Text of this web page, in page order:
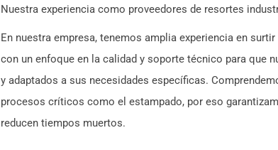
Nuestra experiencia como proveedores de resortes
En nuestra empresa, tenemos amplia experiencia en
con un enfoque en la calidad y soporte técnico para que
y adaptados a sus necesidades específicas.
procesos críticos como el estampado, por eso
reducen tiempos muertos.